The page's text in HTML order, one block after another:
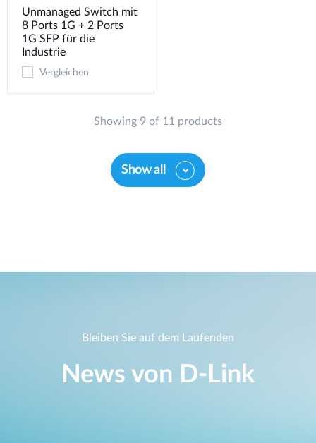
Unmanaged Switch mit
8 Ports 1G + 2 Ports
1G SFP für die
Industrie
Vergleichen
Showing 9 of 11 products
Show all
Bleiben Sie auf dem Laufenden
News von D‑Link